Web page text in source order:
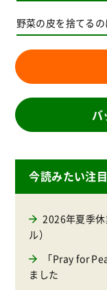
野菜の皮を捨てる
バ
今読みたい注
2026年夏季
ル）
「Pray for
ました